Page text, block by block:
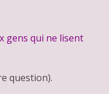
gens qui ne lisent
question).